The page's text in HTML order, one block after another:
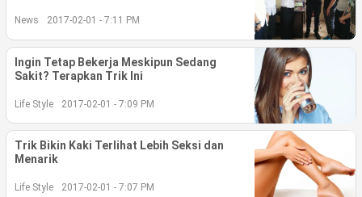
News 2017-02-01 - 7:11 PM
Ingin Tetap Bekerja Meskipun Sedang
Sakit? Terapkan Trik Ini
Life Style 2017-02-01 - 7:09 PM
Trik Bikin Kaki Terlihat Lebih Seksi dan
Menarik
Life Style 2017-02-01 - 7:07 PM